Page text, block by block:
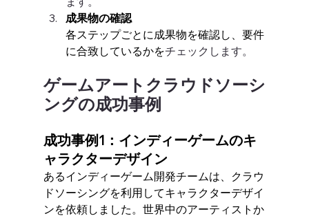
成果物の確認
各ステップごとに成果物を確認し、要件
に合致しているかをチェックします。
ゲームアートクラウドソーシ
ングの成功事例
成功事例1：インディーゲームのキ
ャラクターデザイン
あるインディーゲーム開発チームは、クラウ
ドソーシングを利用してキャラクターデザイ
ンを依頼しました。世界中のアーティストか